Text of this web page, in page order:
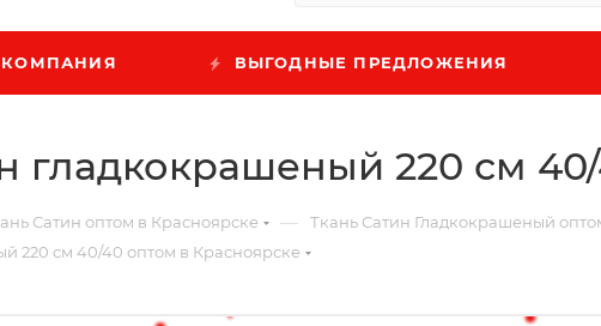
КОМПАНИЯ ВЫГОДНЫЕ ПРЕДЛОЖЕНИЯ
гладкокрашеный 220 см
Сатин оптом в Красноярске — Ткань Сатин Гладкокрашеный
220 см 40/40 оптом в Красноярске